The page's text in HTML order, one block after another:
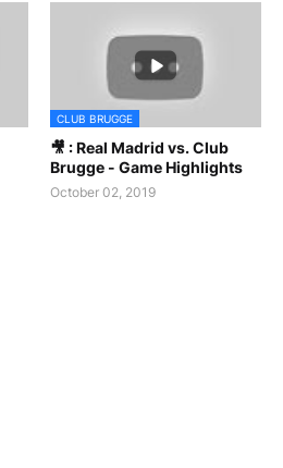
CLUB BRUGGE
🎥 : Real Madrid vs. Club
Brugge - Game Highlights
October 02, 2019